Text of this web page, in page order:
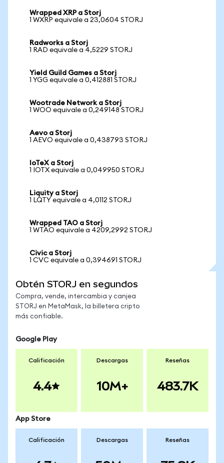
Wrapped XRP a Storj
1 WXRP equivale a 23,0604 STORJ
Radworks a Storj
1 RAD equivale a 4,5229 STORJ
Yield Guild Games a Storj
1 YGG equivale a 0,412881 STORJ
Wootrade Network a Storj
1 WOO equivale a 0,249148 STORJ
Aevo a Storj
1 AEVO equivale a 0,438793 STORJ
IoTeX a Storj
1 IOTX equivale a 0,049950 STORJ
Liquity a Storj
1 LQTY equivale a 4,0112 STORJ
Wrapped TAO a Storj
1 WTAO equivale a 4209,2992 STORJ
Civic a Storj
1 CVC equivale a 0,394691 STORJ
Obtén STORJ en segundos
Compra, vende, intercambia y canjea
STORJ en MetaMask, la billetera cripto
más confiable.
Google Play
Calificación
4.4
Descargas
10M+
Reseñas
483.7K
App Store
Calificación Descargas Reseñas